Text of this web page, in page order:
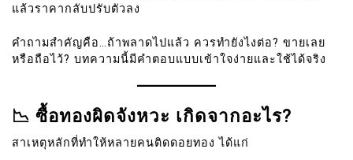
แล้วราคากลับปรับตัวลง
คำถามสำคัญคือ…ถ้าพลาดไปแล้ว ควรทำยังไงต่อ? ขายเลย
หรือถือไว้? บทความนี้มีคำตอบแบบเข้าใจง่ายและใช้ได้จริง
📉 ซื้อทองผิดจังหวะ เกิดจากอะไร?
สาเหตุหลักที่ทำให้หลายคนติดดอยทอง ได้แก่